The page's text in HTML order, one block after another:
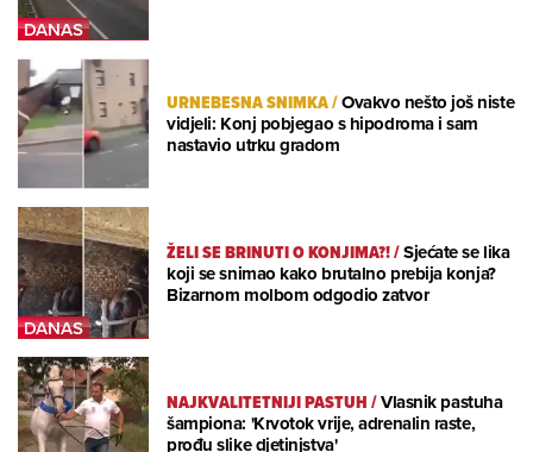
URNEBESNA SNIMKA/Ovakvo nešto još niste
vidjeli: Konj pobjegao s hipodroma i sam
nastavio utrku gradom
ŽELI SE BRINUTI O KONJIMA?!/Sjećate se lika
koji se snimao kako brutalno prebija konja?
Bizarnom molbom odgodio zatvor
NAJKVALITETNIJI PASTUH/Vlasnik pastuha
šampiona: 'Krvotok vrije, adrenalin raste,
prođu slike djetinjstva'